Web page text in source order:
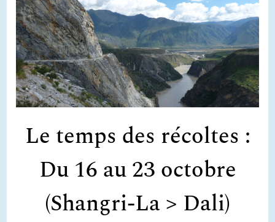
Le temps des récoltes :
Du 16 au 23 octobre
(Shangri-La > Dali)